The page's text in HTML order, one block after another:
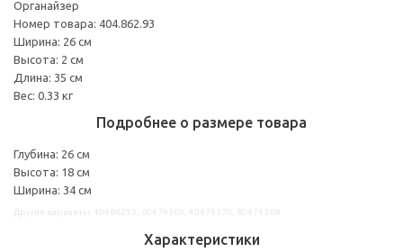
Органайзер
Номер товара: 404.862.93
Ширина: 26 см
Высота: 2 см
Длина: 35 см
Вес: 0.33 кг
Подробнее о размере товара
Глубина: 26 см
Высота: 18 см
Ширина: 34 см
Характеристики